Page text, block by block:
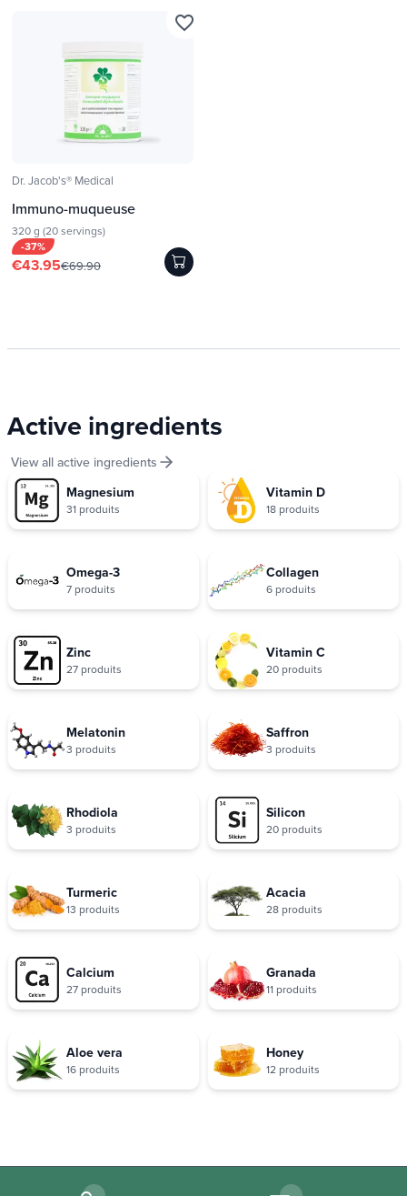
Dr. Jacob's® Medical
Immuno-muqueuse
320 g (20 servings)
-37%
€43.95€69.90
favorite_border
Active ingredients
View all active ingredients
Magnesium
31 produits
Vitamin D
18 produits
Omega-3
7 produits
Collagen
6 produits
Zinc
27 produits
Vitamin C
20 produits
Melatonin
3 produits
Saffron
3 produits
Rhodiola
3 produits
Silicon
20 produits
Turmeric
13 produits
Acacia
28 produits
Calcium
27 produits
Granada
11 produits
Aloe vera
16 produits
Honey
12 produits